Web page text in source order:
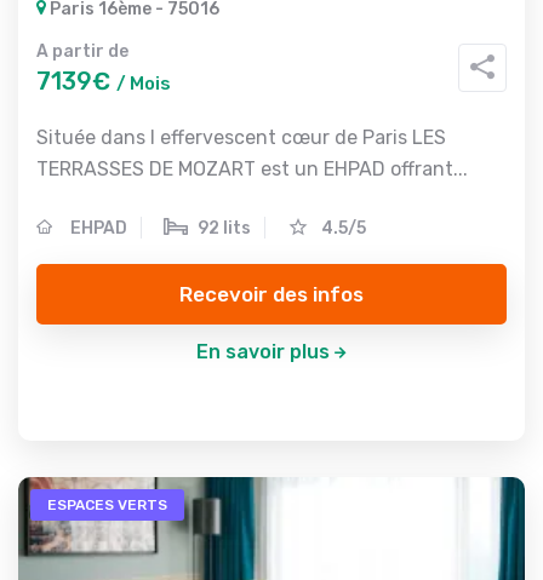
Paris 16ème - 75016
A partir de
7139€ / Mois
Située dans l effervescent cœur de Paris LES
TERRASSES DE MOZART est un EHPAD offrant...
EHPAD 92 lits 4.5/5
Recevoir des infos
En savoir plus
ESPACES VERTS